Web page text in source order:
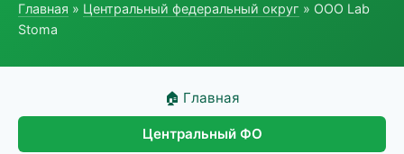
Главная » Центральный федеральный округ » ООО Lab
Stoma
🏠 Главная
Центральный ФО